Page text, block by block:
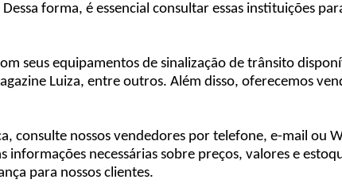
forma, é essencial consultar essas instituições
seus equipamentos de sinalização de trânsito
Luiza, entre outros. Além disso, oferecemos
consulte nossos vendedores por telefone, e-mail ou
informações necessárias sobre preços, valores e
para nossos clientes.